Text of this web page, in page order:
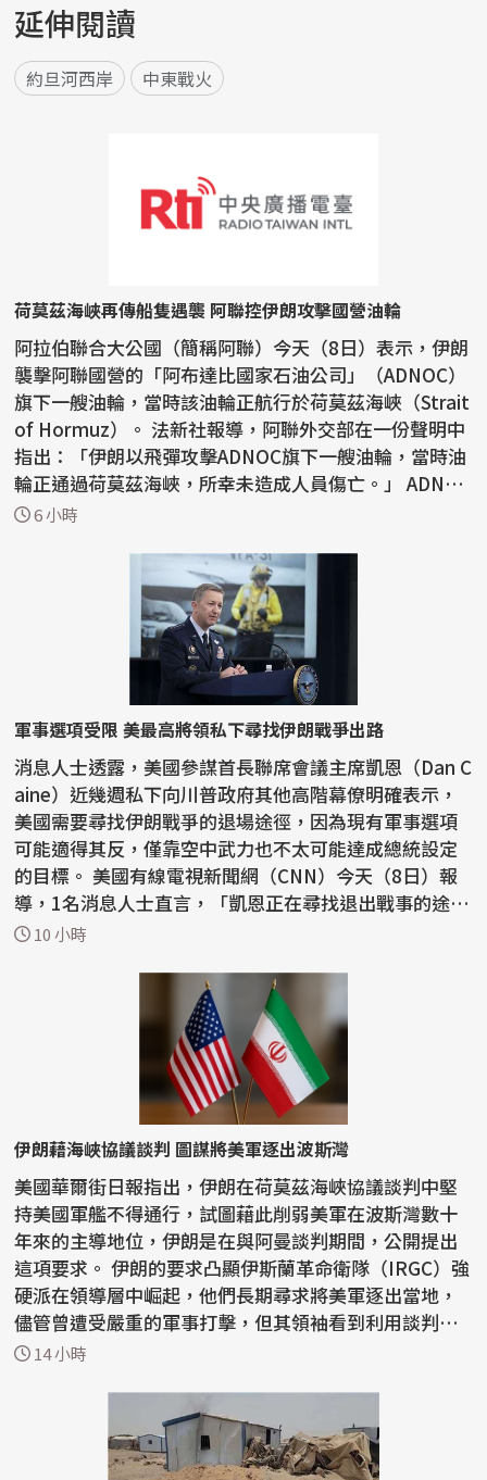
延伸閱讀
約旦河西岸 中東戰火
荷莫茲海峽再傳船隻遇襲 阿聯控伊朗攻擊國營油輪
阿拉伯聯合大公國（簡稱阿聯）今天（8日）表示，伊朗
襲擊阿聯國營的「阿布達比國家石油公司」（ADNOC）
旗下一艘油輪，當時該油輪正航行於荷莫茲海峽（Strait
of Hormuz）。 法新社報導，阿聯外交部在一份聲明中
指出：「伊朗以飛彈攻擊ADNOC旗下一艘油輪，當時油
輪正通過荷莫茲海峽，所幸未造成人員傷亡。」 ADNOC
昨...6 小時
軍事選項受限 美最高將領私下尋找伊朗戰爭出路
消息人士透露，美國參謀首長聯席會議主席凱恩（Dan C
aine）近幾週私下向川普政府其他高階幕僚明確表示，
美國需要尋找伊朗戰爭的退場途徑，因為現有軍事選項
可能適得其反，僅靠空中武力也不太可能達成總統設定
的目標。 美國有線電視新聞網（CNN）今天（8日）報
導，1名消息人士直言，「凱恩正在尋找退出戰事的途
徑」。...
10 小時
伊朗藉海峽協議談判 圖謀將美軍逐出波斯灣
美國華爾街日報指出，伊朗在荷莫茲海峽協議談判中堅
持美國軍艦不得通行，試圖藉此削弱美軍在波斯灣數十
年來的主導地位，伊朗是在與阿曼談判期間，公開提出
這項要求。 伊朗的要求凸顯伊斯蘭革命衛隊（IRGC）強
硬派在領導層中崛起，他們長期尋求將美軍逐出當地，
儘管曾遭受嚴重的軍事打擊，但其領袖看到利用談判動
搖...14 小時